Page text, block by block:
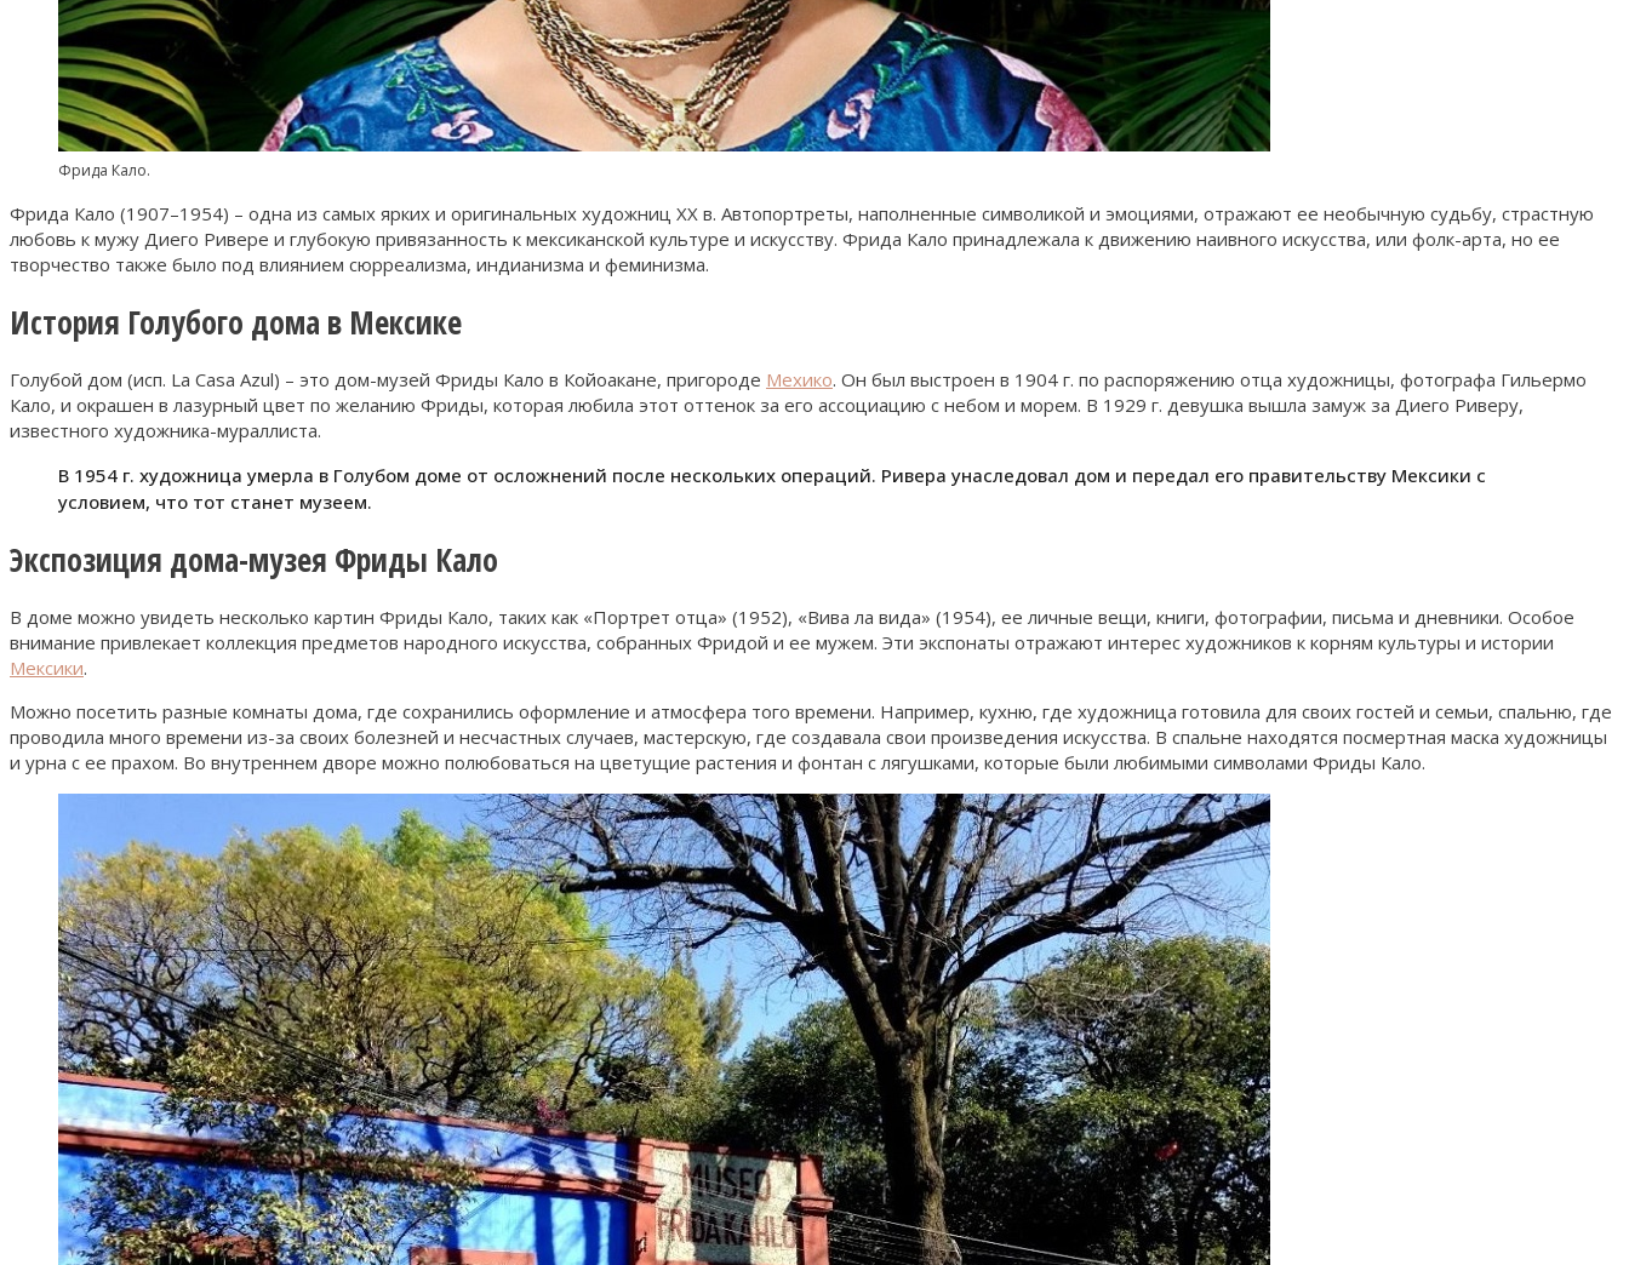
Фрида Кало.
Фрида Кало (1907–1954) – одна из самых ярких и оригинальных художниц XX в. Автопортреты, наполненные символикой и эмоциями, отражают ее необычную судьбу, страстную
любовь к мужу Диего Ривере и глубокую привязанность к мексиканской культуре и искусству. Фрида Кало принадлежала к движению наивного искусства, или фолк-арта, но ее
творчество также было под влиянием сюрреализма, индианизма и феминизма.
История Голубого дома в Мексике
Голубой дом (исп. La Casa Azul) – это дом-музей Фриды Кало в Койоакане, пригороде Мехико. Он был выстроен в 1904 г. по распоряжению отца художницы, фотографа Гильермо
Кало, и окрашен в лазурный цвет по желанию Фриды, которая любила этот оттенок за его ассоциацию с небом и морем. В 1929 г. девушка вышла замуж за Диего Риверу,
известного художника-мураллиста.
В 1954 г. художница умерла в Голубом доме от осложнений после нескольких операций. Ривера унаследовал дом и передал его правительству Мексики с
условием, что тот станет музеем.
Экспозиция дома-музея Фриды Кало
В доме можно увидеть несколько картин Фриды Кало, таких как «Портрет отца» (1952), «Вива ла вида» (1954), ее личные вещи, книги, фотографии, письма и дневники. Особое
внимание привлекает коллекция предметов народного искусства, собранных Фридой и ее мужем. Эти экспонаты отражают интерес художников к корням культуры и истории
Мексики.
Можно посетить разные комнаты дома, где сохранились оформление и атмосфера того времени. Например, кухню, где художница готовила для своих гостей и семьи, спальню, где
проводила много времени из-за своих болезней и несчастных случаев, мастерскую, где создавала свои произведения искусства. В спальне находятся посмертная маска художницы
и урна с ее прахом. Во внутреннем дворе можно полюбоваться на цветущие растения и фонтан с лягушками, которые были любимыми символами Фриды Кало.